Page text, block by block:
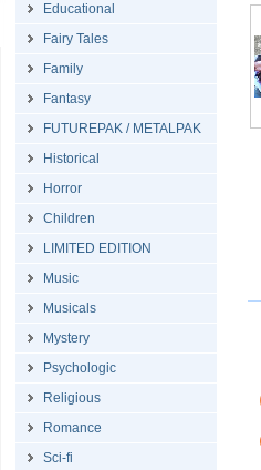
Educational
Fairy Tales
Family
Fantasy
FUTUREPAK / METALPAK
Historical
Horror
Children
LIMITED EDITION
Music
Musicals
Mystery
Psychologic
Religious
Romance
Sci-fi